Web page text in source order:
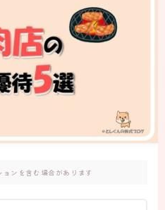
ンを含む場合があります